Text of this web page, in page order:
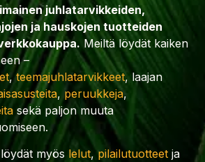
juhlatarvikkeiden,
ja hauskojen tuotteiden
Meiltä löydät kaiken
–
,teemajuhlatarvikkeet, laajan
, peruukkeja,
sekä paljon muuta
myös lelut,pilailutuotteet ja